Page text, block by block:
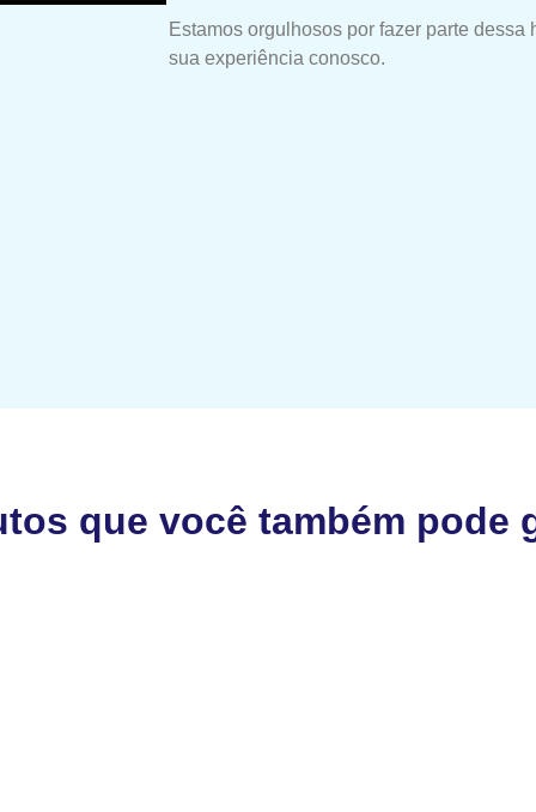
Estamos orgulhosos por fazer parte
sua experiência conosco.
que você também pode